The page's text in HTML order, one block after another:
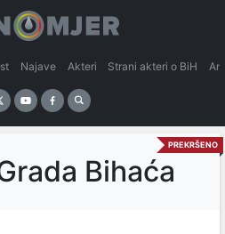
Najave Akteri Strani akteri o BiH
PREKRŠENO
Bihaća